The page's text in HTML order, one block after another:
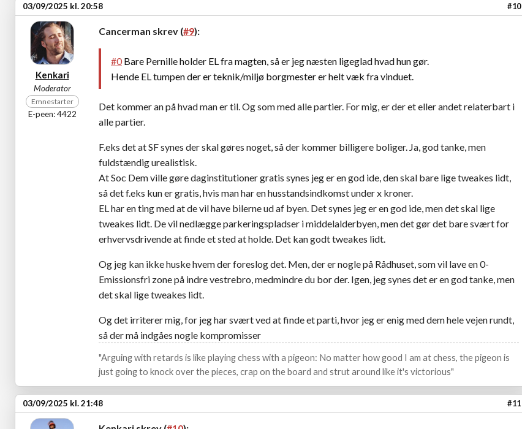
03/09/2025 kl. 20:58 #10
Kenkari
Moderator
Emnestarter
E-peen: 4422
Cancerman skrev (#9):
#0Bare Pernille holder EL fra magten, så er jeg næsten ligeglad hvad hun gør.
Hende EL tumpen der er teknik/miljø borgmester er helt væk fra vinduet.
Det kommer an på hvad man er til. Og som med alle partier. For mig, er der et eller andet relaterbart i
alle partier.
F.eks det at SF synes der skal gøres noget, så der kommer billigere boliger. Ja, god tanke, men
fuldstændig urealistisk.
At Soc Dem ville gøre daginstitutioner gratis synes jeg er en god ide, den skal bare lige tweakes lidt,
så det f.eks kun er gratis, hvis man har en husstandsindkomst under x kroner.
EL har en ting med at de vil have bilerne ud af byen. Det synes jeg er en god ide, men det skal lige
tweakes lidt. De vil nedlægge parkeringspladser i middelalderbyen, men det gør det bare svært for
erhvervsdrivende at finde et sted at holde. Det kan godt tweakes lidt.
Og jeg kan ikke huske hvem der foreslog det. Men, der er nogle på Rådhuset, som vil lave en 0-
Emissionsfri zone på indre vestrebro, medmindre du bor der. Igen, jeg synes det er en god tanke, men
det skal lige tweakes lidt.
Og det irriterer mig, for jeg har svært ved at finde et parti, hvor jeg er enig med dem hele vejen rundt,
så der må indgåes nogle kompromisser
"Arguing with retards is like playing chess with a pigeon: No matter how good I am at chess, the pigeon is
just going to knock over the pieces, crap on the board and strut around like it's victorious"
03/09/2025 kl. 21:48 #11